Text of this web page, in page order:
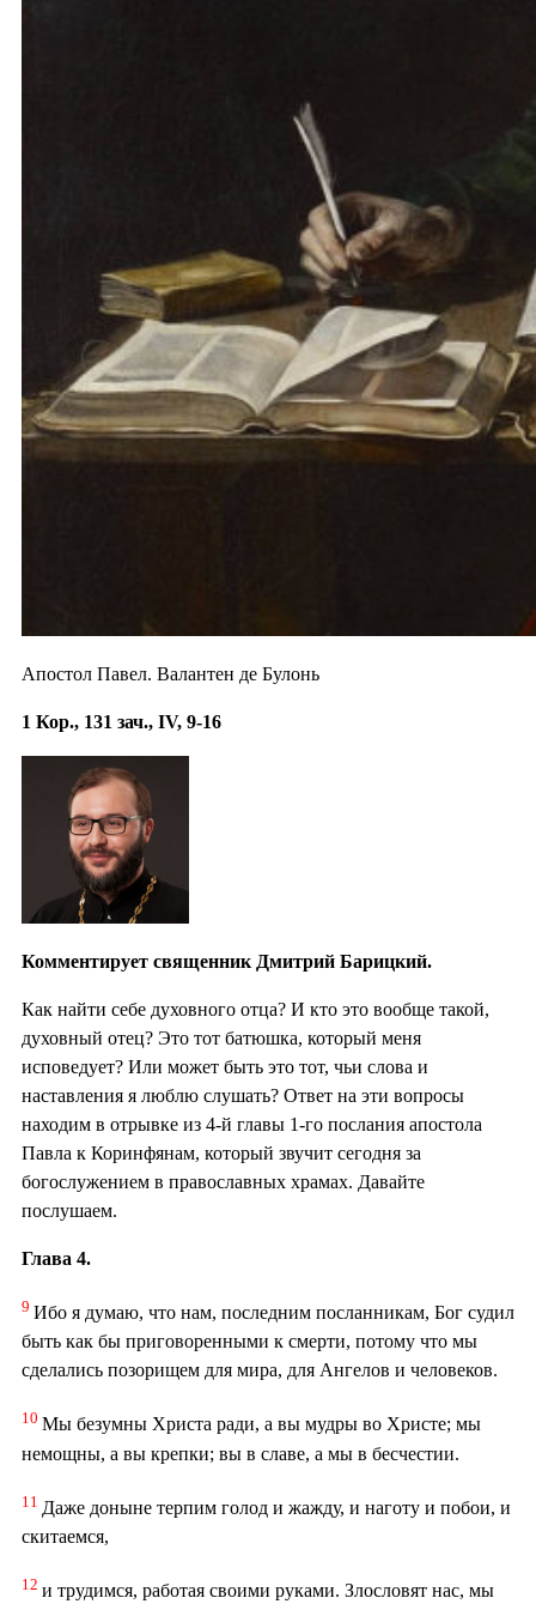
Апостол Павел. Валантен де Булонь
1 Кор., 131 зач., IV, 9-16
Комментирует священник Дмитрий Барицкий.
Как найти себе духовного отца? И кто это вообще такой,
духовный отец? Это тот батюшка, который меня
исповедует? Или может быть это тот, чьи слова и
наставления я люблю слушать? Ответ на эти вопросы
находим в отрывке из 4-й главы 1-го послания апостола
Павла к Коринфянам, который звучит сегодня за
богослужением в православных храмах. Давайте
послушаем.
Глава 4.
9 Ибо я думаю, что нам, последним посланникам, Бог судил
быть как бы приговоренными к смерти, потому что мы
сделались позорищем для мира, для Ангелов и человеков.
10 Мы безумны Христа ради, а вы мудры во Христе; мы
немощны, а вы крепки; вы в славе, а мы в бесчестии.
11 Даже доныне терпим голод и жажду, и наготу и побои, и
скитаемся,
12 и трудимся, работая своими руками. Злословят нас, мы